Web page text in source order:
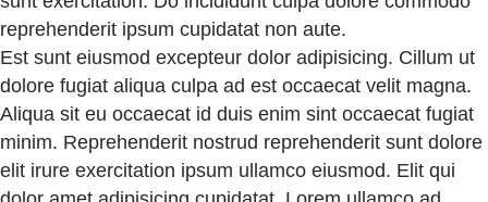
reprehenderit ipsum cupidatat non aute.
Est sunt eiusmod excepteur dolor adipisicing. Cillum ut
dolore fugiat aliqua culpa ad est occaecat velit magna.
Aliqua sit eu occaecat id duis enim sint occaecat fugiat
minim. Reprehenderit nostrud reprehenderit sunt dolore
elit irure exercitation ipsum ullamco eiusmod. Elit qui